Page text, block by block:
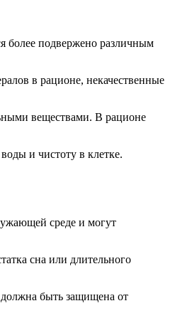
более подвержено различным
в рационе, некачественные
веществами. В рационе
и чистоту в клетке.
среде и могут
сна или длительного
быть защищена от